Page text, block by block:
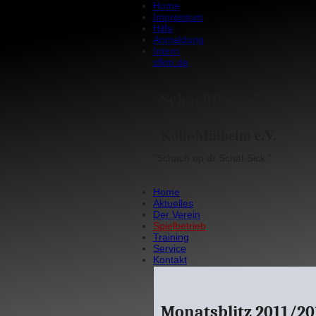
Home
Impressum
Hilfe
Anmeldung
Intern
sfkm.de
Home
Aktuelles
Der Verein
Spielbetrieb
Training
Service
Kontakt
Monatsblitz 2011/